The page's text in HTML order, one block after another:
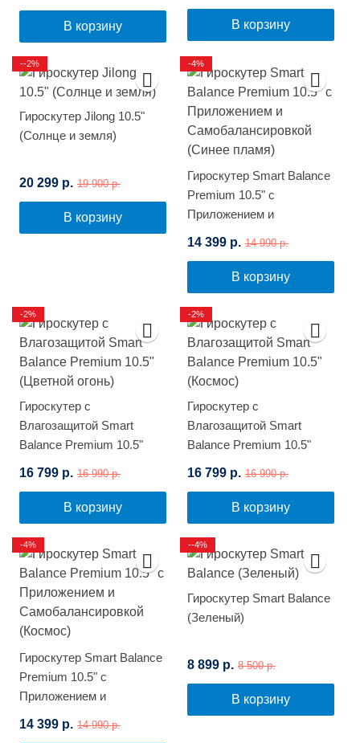
В корзину В корзину
Гироскутер Jilong 10.5"
(Солнце и земля)
20 299 р. 19 900 р.
В корзину
--2%
Гироскутер Smart Balance
Premium 10.5" с
Приложением и
Самобалансировкой
(Синее пламя)
14 399 р. 14 990 р.
В корзину
-4%
Гироскутер с
Влагозащитой Smart
Balance Premium 10.5"
(Цветной огонь)
16 799 р. 16 990 р.
В корзину
-2%
Гироскутер с
Влагозащитой Smart
Balance Premium 10.5"
(Космос)
16 799 р. 16 990 р.
В корзину
-2%
Гироскутер Smart Balance
Premium 10.5" с
Приложением и
Самобалансировкой
(Космос)
14 399 р. 14 990 р.
-4%
Гироскутер Smart Balance
(Зеленый)
8 899 р. 8 500 р.
В корзину
--4%